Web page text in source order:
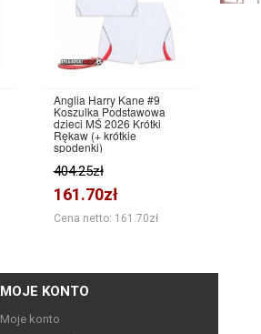
Anglia Harry Kane #9
Koszulka Podstawowa
dzieci MŚ 2026 Krótki
Rękaw (+ krótkie
spodenki)
404.25zł
161.70zł
Cena netto: 161.70zł
MOJE KONTO
Moje konto